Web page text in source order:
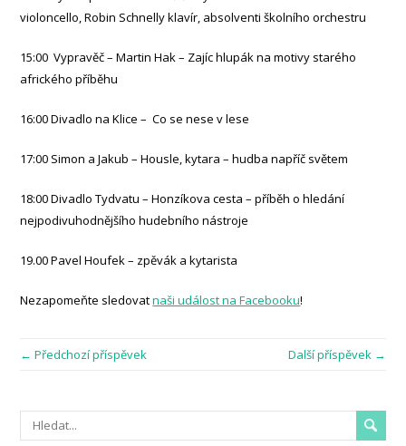
violoncello, Robin Schnelly klavír, absolventi školního orchestru
15:00 Vypravěč – Martin Hak – Zajíc hlupák na motivy starého
afrického příběhu
16:00 Divadlo na Klice – Co se nese v lese
17:00 Simon a Jakub – Housle, kytara – hudba napříč světem
18:00 Divadlo Tydvatu – Honzíkova cesta – příběh o hledání
nejpodivuhodnějšího hudebního nástroje
19.00 Pavel Houfek – zpěvák a kytarista
Nezapomeňte sledovatnaši událost na Facebooku!
← Předchozí příspěvek Další příspěvek →